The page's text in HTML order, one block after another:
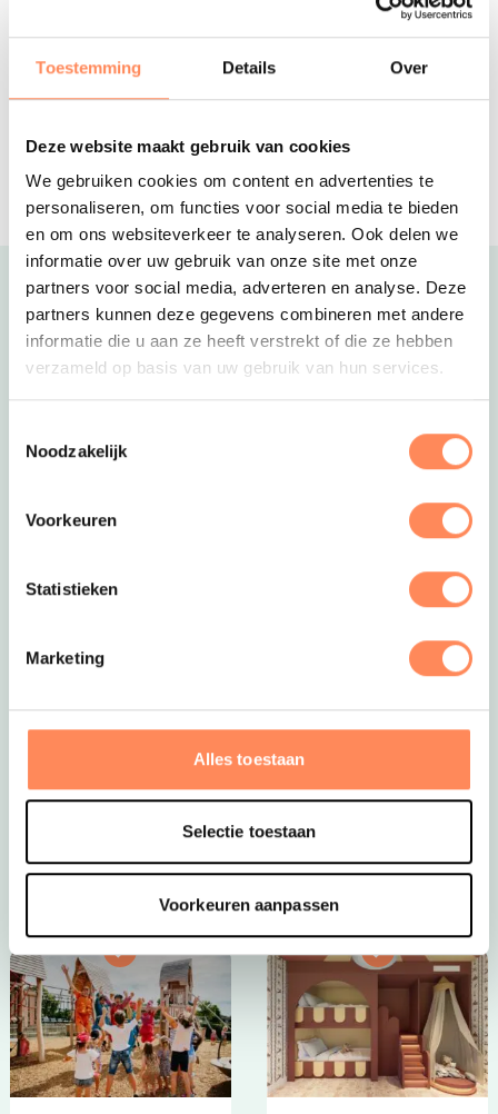
Toestemming Details Over
Deze website maakt gebruik van cookies
We gebruiken cookies om content en advertenties te
personaliseren, om functies voor social media te bieden
en om ons websiteverkeer te analyseren. Ook delen we
informatie over uw gebruik van onze site met onze
partners voor social media, adverteren en analyse. Deze
partners kunnen deze gegevens combineren met andere
informatie die u aan ze heeft verstrekt of die ze hebben
verzameld op basis van uw gebruik van hun services.
Noodzakelijk
Voorkeuren
Statistieken
Marketing
Alles toestaan
Selectie toestaan
Voorkeuren aanpassen
Kom logeren in een driedelig
kunstwerk; slaap op hoogte en relax
Het sportiefste familiehotel van
Nederland; met wel 10.000m2 aan
sport, fun en wellness faciliteiten!
Uitgelicht
eindeloos in de natuur, bouwen ze hutten, spetteren ze
avontuur. Een paradijs voor jonge ontdekkers én een
plek waar ouders helemaal tot rust komen.
Bekijk Huttopia de Roos